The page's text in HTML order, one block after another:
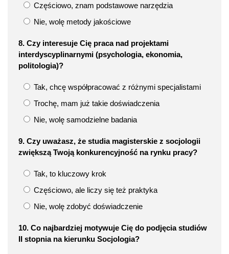
Częściowo, znam podstawowe narzędzia
Nie, wolę metody jakościowe
8. Czy interesuje Cię praca nad projektami
interdyscyplinarnymi (psychologia, ekonomia,
politologia)?
Tak, chcę współpracować z różnymi specjalistami
Trochę, mam już takie doświadczenia
Nie, wolę samodzielne badania
9. Czy uważasz, że studia magisterskie z socjologii
zwiększą Twoją konkurencyjność na rynku pracy?
Tak, to kluczowy krok
Częściowo, ale liczy się też praktyka
Nie, wolę zdobyć doświadczenie
10. Co najbardziej motywuje Cię do podjęcia studiów
II stopnia na kierunku Socjologia?